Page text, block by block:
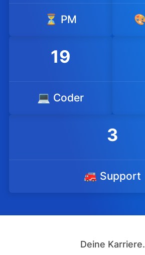
⏳ PM
19
💻 Coder
3
🚒 Support
Deine Karriere.